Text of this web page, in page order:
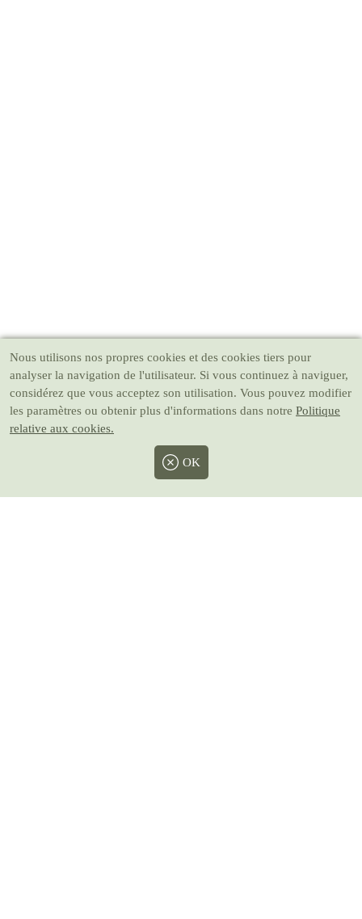
Nous utilisons nos propres cookies et des cookies tiers pour
analyser la navigation de l'utilisateur. Si vous continuez à naviguer,
considérez que vous acceptez son utilisation. Vous pouvez modifier
les paramètres ou obtenir plus d'informations dans notre Politique
relative aux cookies.
OK